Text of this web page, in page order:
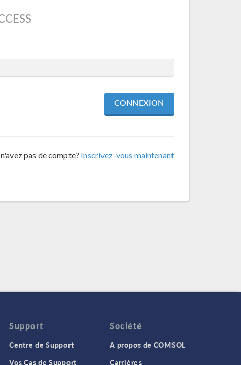
pas de compte? Inscrivez-vous maintenant
Support
Centre de Support
Vos Cas de Support
Société
A propos de COMSOL
Carrières